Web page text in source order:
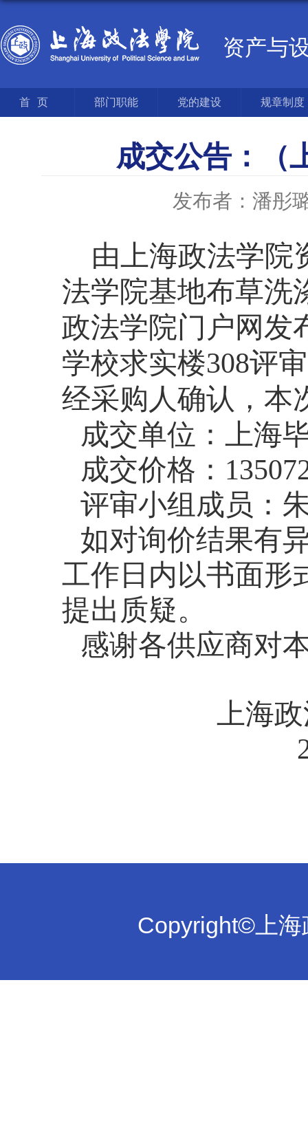
资产与
首页 部门职能 党的建设 规章制度
成交公告：（
发布者：潘彤
由上海政法学院
法学院基地布草洗
政法学院门户网发
学校求实楼308评
经采购人确认，本
成交单位：上海
成交价格：
评审小组成员：
如对询价结果有
工作日内以书面形
提出质疑。
感谢各供应商对
上海
Copyright©上